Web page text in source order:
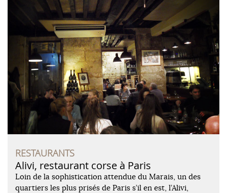
RESTAURANTS
Alivi, restaurant corse à Paris
Loin de la sophistication attendue du Marais, un des
quartiers les plus prisés de Paris s’il en est, l’Alivi,